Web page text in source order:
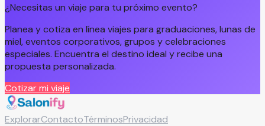
¿Necesitas un viaje para tu próximo evento?
Planea y cotiza en línea viajes para graduaciones, lunas de
miel, eventos corporativos, grupos y celebraciones
especiales. Encuentra el destino ideal y recibe una
propuesta personalizada.
Cotizar mi viaje
ExplorarContactoTérminosPrivacidad